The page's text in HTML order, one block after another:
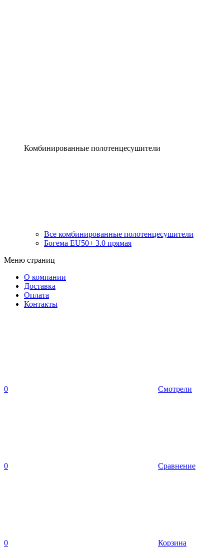
Комбинированные полотенцесушители
Все комбинированные полотенцесушители
Богема EU50+ 3.0 прямая
Меню страниц
О компании
Доставка
Оплата
Контакты
0 Смотрели
0 Сравнение
0 Корзина